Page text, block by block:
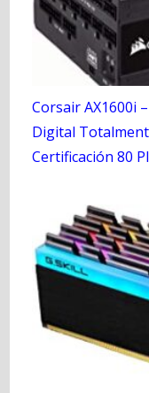
Corsair AX1600i
Digital
Certificación 80